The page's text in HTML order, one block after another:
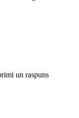
un raspuns